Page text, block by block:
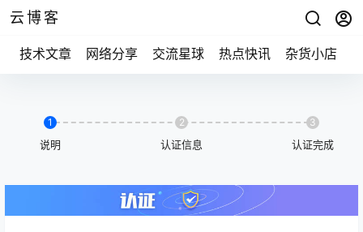
云博客
技术文章 网络分享 交流星球 热点快讯 杂货小店
1
说明
2
认证信息
3
认证完成